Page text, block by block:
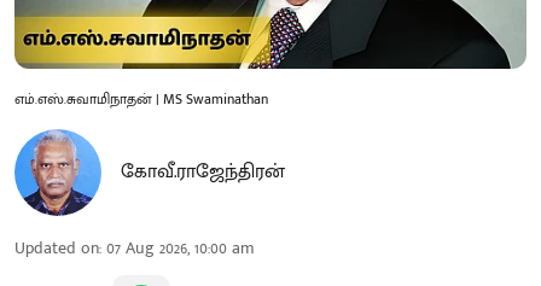
எம்.எஸ்.சுவாமிநாதன் | MS Swaminathan
கோவீ.ராஜேந்திரன்
Updated on:07 Aug 2026, 10:00 am